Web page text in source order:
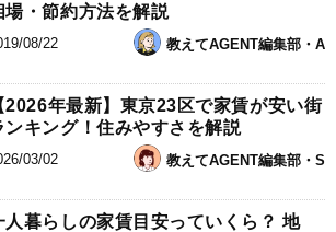
場・節約方法を解説
教えてAGENT編集部・A
08/22
2026年最新】東京23区で家賃が安い街
ンキング！住みやすさを解説
教えてAGENT編集部・S
03/02
人暮らしの家賃目安っていくら？ 地